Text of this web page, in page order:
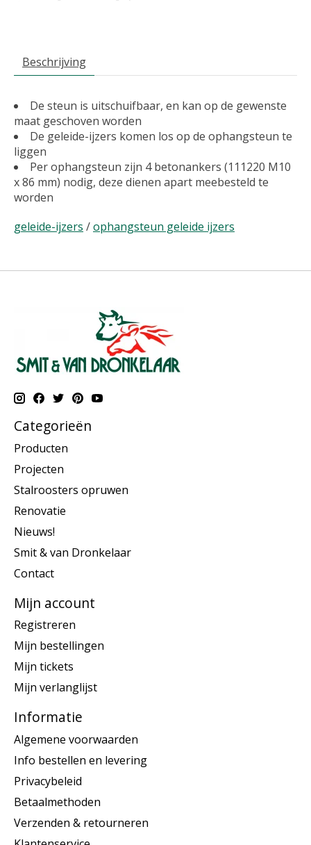
Beschrijving
De steun is uitschuifbaar, en kan op de gewenste
maat geschoven worden
De geleide-ijzers komen los op de ophangsteun te
liggen
Per ophangsteun zijn 4 betonankers (111220 M10
x 86 mm) nodig, deze dienen apart meebesteld te
worden
geleide-ijzers /ophangsteun geleide ijzers
Categorieën
Producten
Projecten
Stalroosters opruwen
Renovatie
Nieuws!
Smit & van Dronkelaar
Contact
Mijn account
Registreren
Mijn bestellingen
Mijn tickets
Mijn verlanglijst
Informatie
Algemene voorwaarden
Info bestellen en levering
Privacybeleid
Betaalmethoden
Verzenden & retourneren